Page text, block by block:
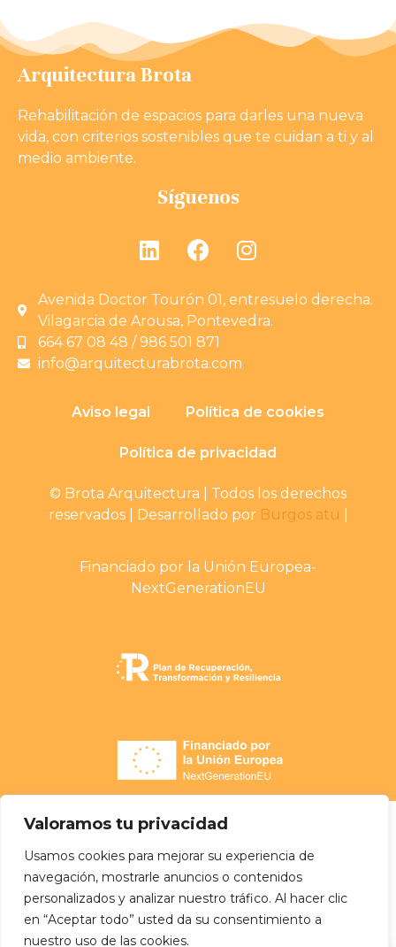
Valoramos tu privacidad
Usamos cookies para mejorar su experiencia de
navegación, mostrarle anuncios o contenidos
personalizados y analizar nuestro tráfico. Al hacer clic
en “Aceptar todo” usted da su consentimiento a
nuestro uso de las cookies.
Arquitectura Brota
Rehabilitación de espacios para darles una nueva
vida, con criterios sostenibles que te cuidan a ti y al
medio ambiente.
Síguenos
Avenida Doctor Tourón 01, entresuelo derecha.
Vilagarcia de Arousa, Pontevedra.
664 67 08 48 / 986 501 871
info@arquitecturabrota.com
Aviso legal Política de cookies
Política de privacidad
© Brota Arquitectura | Todos los derechos
reservados | Desarrollado por Burgos atu
Financiado por la Unión Europea-
NextGenerationEU